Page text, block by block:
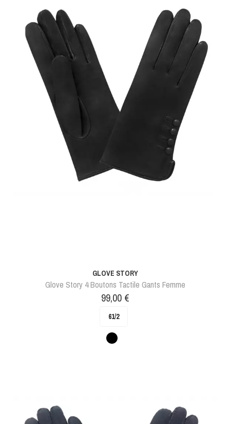
GLOVE STORY
Glove Story 4 Boutons Tactile Gants Femme
Prix
99,00 €
61/2
Noir